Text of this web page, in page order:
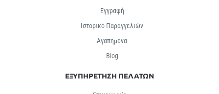
Εγγραφή
Ιστορικό Παραγγελιών
Αγαπημένα
Βlog
ΕΞΥΠΗΡΕΤΗΣΗ ΠΕΛΑΤΩΝ